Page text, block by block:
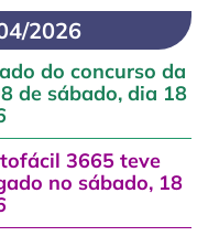
2026
do concurso da
de sábado, dia 18
3665 teve
no sábado, 18